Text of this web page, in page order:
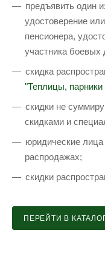
предъявить один
удостоверение
пенсионера,
участника боевых
скидка
"Теплицы, парники
скидки не
скидками и
юридические
распродажах;
скидки
ПЕРЕЙТИ В